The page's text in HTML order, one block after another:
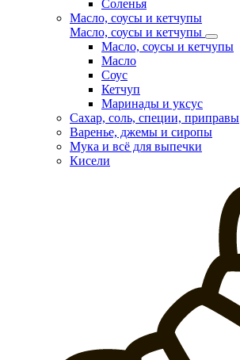
Соленья
Масло, соусы и кетчупы
Масло, соусы и кетчупы
Масло, соусы и кетчупы
Масло
Соус
Кетчуп
Маринады и уксус
Сахар, соль, специи, приправы
Варенье, джемы и сиропы
Мука и всё для выпечки
Кисели